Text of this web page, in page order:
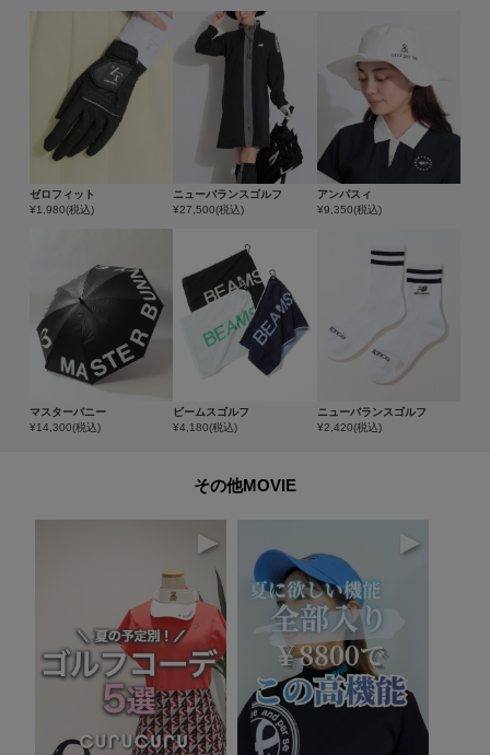
ゼロフィット
¥1,980(税込)
ニューバランスゴルフ
¥27,500(税込)
アンパスィ
¥9,350(税込)
マスターバニー
¥14,300(税込)
ビームスゴルフ
¥4,180(税込)
ニューバランスゴルフ
¥2,420(税込)
その他MOVIE
▶ ▶